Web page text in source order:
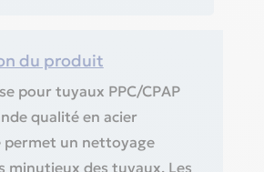
du produit
pour tuyaux PPC/CPAP
qualité en acier
permet un nettoyage
minutieux des tuyaux. Les